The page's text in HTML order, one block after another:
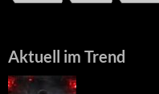
Aktuell im Trend